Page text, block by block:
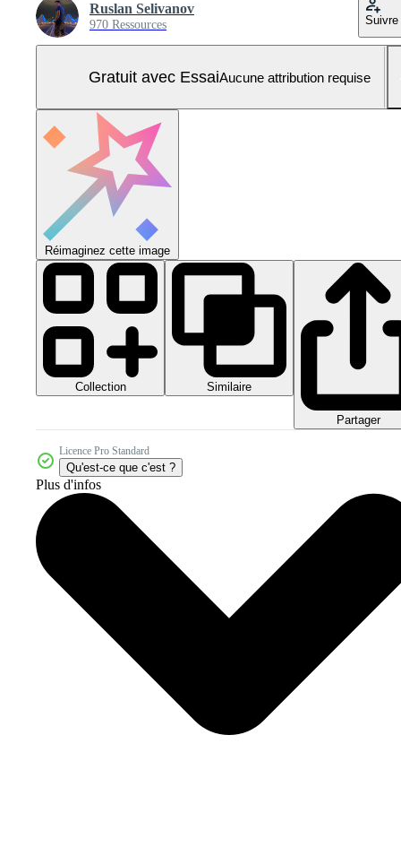
Ruslan Selivanov
970 Ressources Suivre
Gratuit avec EssaiAucune attribution requise
Réimaginez cette image
Collection Similaire
Partager
Licence Pro Standard
Qu'est-ce que c'est ?
Plus d'infos